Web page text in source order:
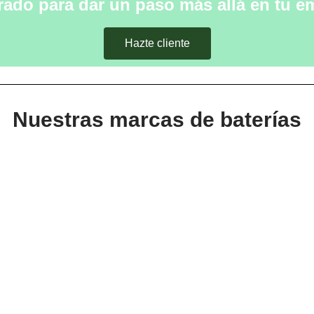
para dar un paso más allá en tu
Hazte cliente
Nuestras marcas de baterías